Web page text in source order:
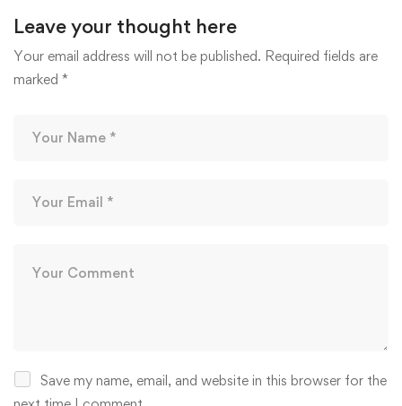
Leave your thought here
Your email address will not be published. Required fields are
marked *
Save my name, email, and website in this browser for the